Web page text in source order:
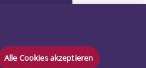
Alle Cookies akzeptieren